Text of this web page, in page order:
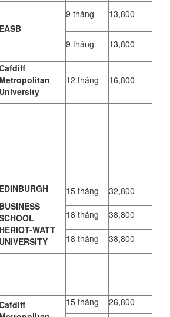
EASB
9 tháng 13,800
9 tháng 13,800
Metropolitan
University
12 tháng 16,800
EDINBURGH
BUSINESS
HERIOT-WATT
UNIVERSITY
15 tháng
32,800
18 tháng 38,800
18 tháng
38,800
15 tháng
26,800